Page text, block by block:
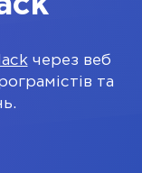
через веб
та